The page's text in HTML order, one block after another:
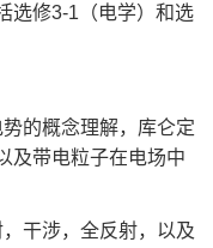
选修3-1（电学）和选
的概念理解，库仑定
及带电粒子在电场中
干涉，全反射，以及